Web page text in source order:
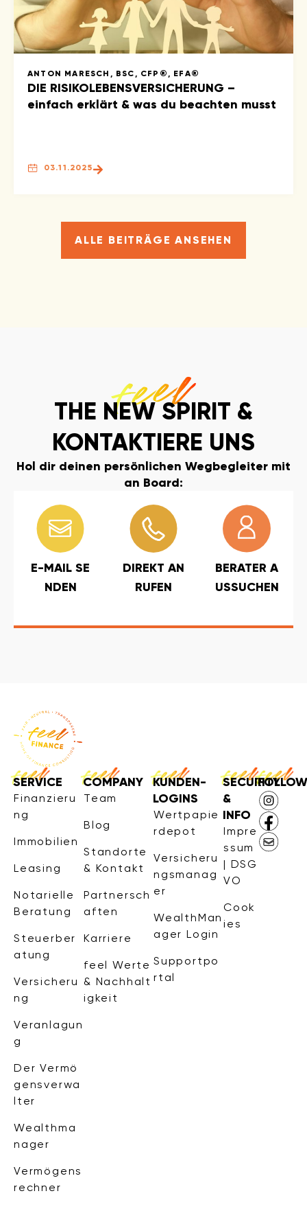
ANTON MARESCH, BSC, CFP®, EFA®
DIE RISIKOLEBENSVERSICHERUNG –
einfach erklärt & was du beachten musst
03.11.2025
ALLE BEITRÄGE ANSEHEN
THE NEW SPIRIT &
KONTAKTIERE UNS
Hol dir deinen persönlichen Wegbegleiter mit
an Board:
E-MAIL SE
NDEN
DIREKT AN
RUFEN
BERATER A
USSUCHEN
SERVICE
Finanzieru
ng
Immobilien
Leasing
Notarielle
Beratung
Steuerber
atung
Versicheru
ng
Veranlagun
g
Der Vermö
gensverwa
lter
Wealthma
nager
Vermögens
rechner
COMPANY
Team
Blog
Standorte
& Kontakt
Partnersch
aften
Karriere
feel Werte
& Nachhalt
igkeit
KUNDEN-
LOGINS
Wertpapie
rdepot
Versicheru
ngsmanag
er
WealthMan
ager Login
Supportpo
rtal
SECURITY
&
INFO
Impre
ssum
| DSG
VO
Cook
ies
FOLLOW